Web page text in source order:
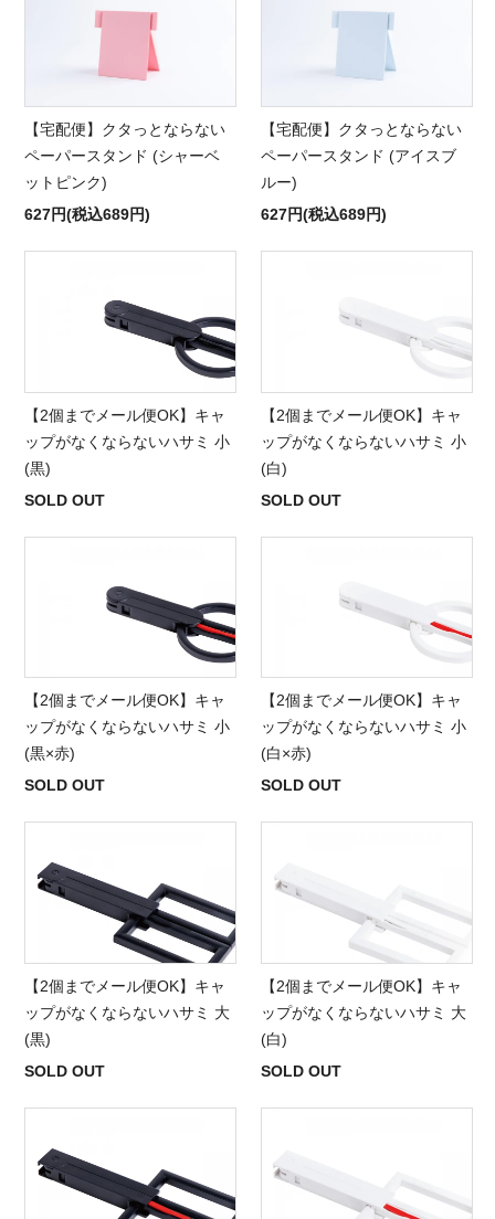
【宅配便】クタっとならない
ペーパースタンド (シャーベ
ットピンク)
627円(税込689円)
【宅配便】クタっとならない
ペーパースタンド (アイスブ
ルー)
627円(税込689円)
【2個までメール便OK】キャ
ップがなくならないハサミ 小
(黒)
SOLD OUT
【2個までメール便OK】キャ
ップがなくならないハサミ 小
(白)
SOLD OUT
【2個までメール便OK】キャ
ップがなくならないハサミ 小
(黒×赤)
SOLD OUT
【2個までメール便OK】キャ
ップがなくならないハサミ 小
(白×赤)
SOLD OUT
【2個までメール便OK】キャ
ップがなくならないハサミ 大
(黒)
SOLD OUT
【2個までメール便OK】キャ
ップがなくならないハサミ 大
(白)
SOLD OUT